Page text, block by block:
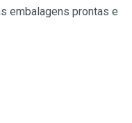
embalagens prontas e